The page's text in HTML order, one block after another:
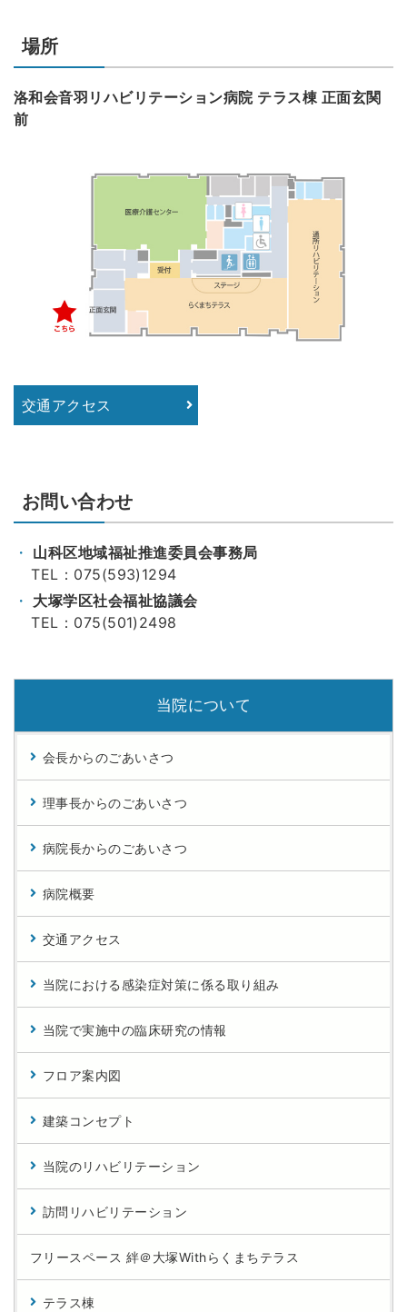
場所
洛和会音羽リハビリテーション病院 テラス棟 正面玄関
前
交通アクセス
お問い合わせ
山科区地域福祉推進委員会事務局
TEL：075(593)1294
大塚学区社会福祉協議会
TEL：075(501)2498
当院について
会長からのごあいさつ
理事長からのごあいさつ
病院長からのごあいさつ
病院概要
交通アクセス
当院における感染症対策に係る取り組み
当院で実施中の臨床研究の情報
フロア案内図
建築コンセプト
当院のリハビリテーション
訪問リハビリテーション
フリースペース 絆＠大塚Withらくまちテラス
テラス棟